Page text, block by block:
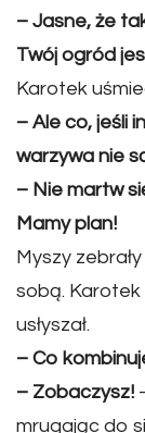
– Jasne, że
Twój ogród
Karotek
– Ale co, jeśli
warzywa nie
– Nie martw
Mamy plan!
Myszy
sobą. Karotek
usłyszał.
– Co
– Zobaczysz!
mrugając do